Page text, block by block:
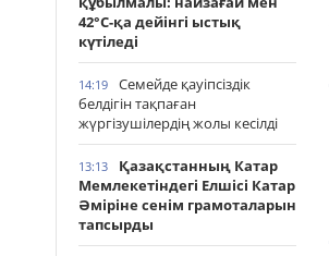
42°С-қа дейінгі ыстық
күтіледі
14:19
Семейде қауіпсіздік
белдігін тақпаған
жүргізушілердің жолы кесілді
13:13
Қазақстанның Катар
Мемлекетіндегі Елшісі Катар
Әміріне сенім грамоталарын
тапсырды